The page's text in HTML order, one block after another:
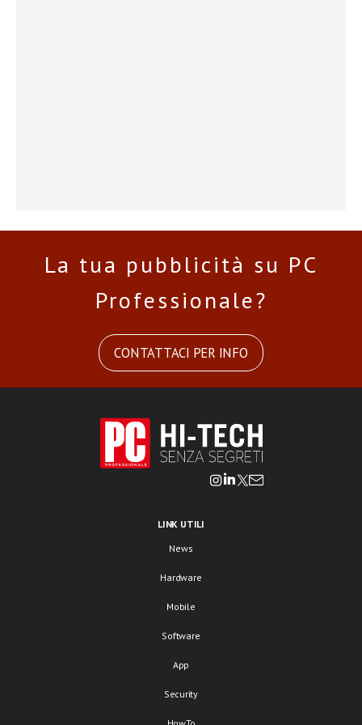
La tua pubblicità su PC
Professionale?
CONTATTACI PER INFO
LINK UTILI
News
Hardware
Mobile
Software
App
Security